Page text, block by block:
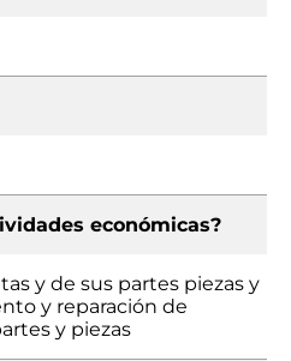
económicas?
y de sus partes piezas y
y reparación de
y piezas